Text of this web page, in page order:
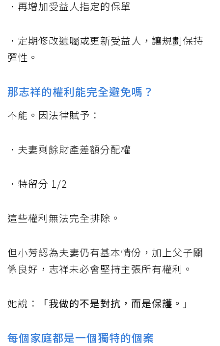
．再增加受益人指定的保單
．定期修改遺囑或更新受益人，讓規劃保持
彈性。
那志祥的權利能完全避免嗎？
不能。因法律賦予：
．夫妻剩餘財產差額分配權
．特留分 1/2
這些權利無法完全排除。
但小芳認為夫妻仍有基本情份，加上父子關
係良好，志祥未必會堅持主張所有權利。
她說： 「我做的不是對抗，而是保護。」
每個家庭都是一個獨特的個案